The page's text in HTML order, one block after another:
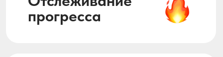
30 мин. 60 мин.
выберите длительность урока
*